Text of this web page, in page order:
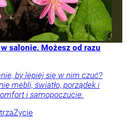
salonie. Możesz od razu
by lepiej się w nim czuć?
mebli, światło, porządek i
i samopoczucie.
Życie